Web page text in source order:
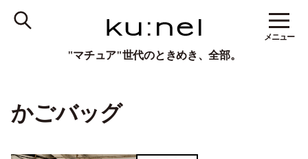
"マチュア"世代のときめき、全部。
メニュー
かごバッグ